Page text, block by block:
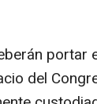
portar
del